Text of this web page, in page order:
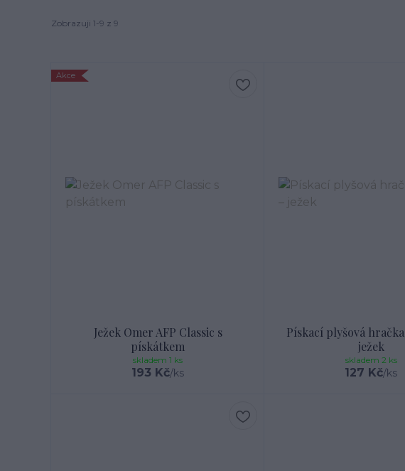
Zobrazuji 1-9 z 9
Akce
Ježek Omer AFP Classic s
pískátkem
193 Kč/ks
skladem 1 ks
Pískací plyšová
ježek
127 Kč/ks
skladem 2 ks